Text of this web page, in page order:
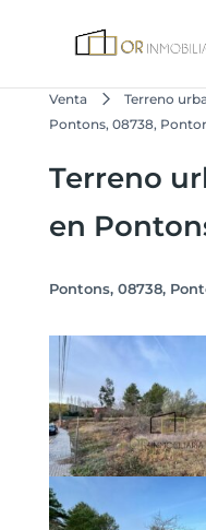
Venta Terreno
Pontons, 08738,
Terreno
en
Pontons, 08738,